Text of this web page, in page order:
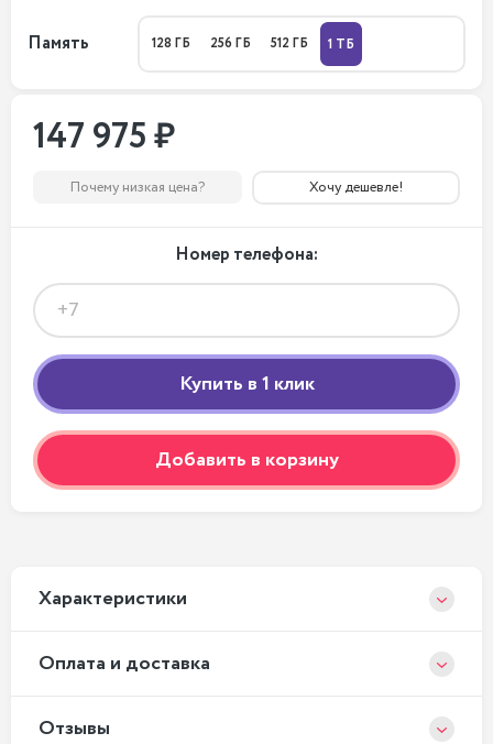
Память 128 ГБ 256 ГБ 512 ГБ 1 ТБ
147 975 ₽
Почему низкая цена? Хочу дешевле!
Номер телефона:
Добавить в корзину
Xарактеристики
Оплата и доставка
Отзывы